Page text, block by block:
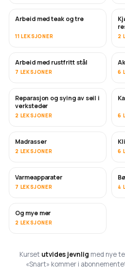
Arbeid med teak og tre
11 LEKSJONER 2
SNART
Arbeid med rustfritt stål
7 LEKSJONER 6
SNART
Reparasjon og sying av seil i
verksteder
2 LEKSJONER 6
Madrasser
2 LEKSJONER 6
SNART
Varmeapparater
7 LEKSJONER 4
SNART
Og mye mer
2 LEKSJONER
Kurset utvides jevnlig med nye
«Snart» kommer i